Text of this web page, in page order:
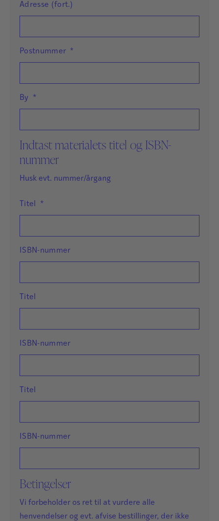
Adresse (fort.)
Postnummer *
By *
Indtast materialets titel og ISBN-
nummer
Husk evt. nummer/årgang
Titel *
ISBN-nummer
Titel
ISBN-nummer
Titel
ISBN-nummer
Betingelser
Vi forbeholder os ret til at vurdere alle
henvendelser og evt. afvise bestillinger, der ikke